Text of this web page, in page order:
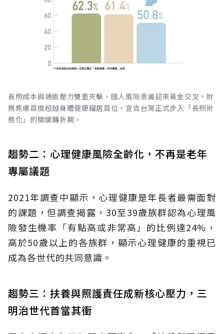
長照成本與通膨壓力雙重夾擊，國人風險意識迎來黃金交叉。財
務焦慮首度超越身體健康躍居首位，宣告台灣正式步入「長照財
務化」的關鍵轉折期。
趨勢二：心理健康風險全齡化，不再是老年
專屬議題
2021年調查中顯示，心理健康是年長者最需面對
的課題，但調查揭露，30至39歲族群認為心理風
險發生機率「有點高或非常高」的比例達24%，
高於50歲以上的各族群，顯示心理健康的重視已
成為各世代的共同意識。
趨勢三：扶養與照護責任成新核心壓力，三
明治世代首當其衝